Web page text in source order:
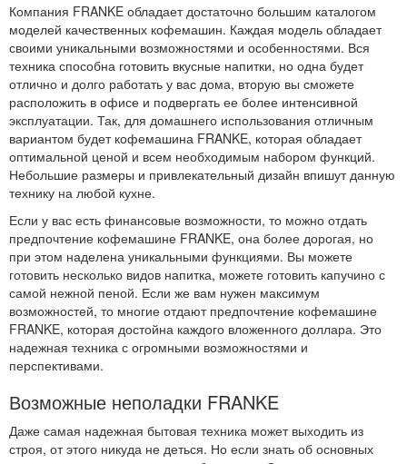
Компания FRANKE обладает достаточно большим каталогом
моделей качественных кофемашин. Каждая модель обладает
своими уникальными возможностями и особенностями. Вся
техника способна готовить вкусные напитки, но одна будет
отлично и долго работать у вас дома, вторую вы сможете
расположить в офисе и подвергать ее более интенсивной
эксплуатации. Так, для домашнего использования отличным
вариантом будет кофемашина FRANKE, которая обладает
оптимальной ценой и всем необходимым набором функций.
Небольшие размеры и привлекательный дизайн впишут данную
технику на любой кухне.
Если у вас есть финансовые возможности, то можно отдать
предпочтение кофемашине FRANKE, она более дорогая, но
при этом наделена уникальными функциями. Вы можете
готовить несколько видов напитка, можете готовить капучино с
самой нежной пеной. Если же вам нужен максимум
возможностей, то многие отдают предпочтение кофемашине
FRANKE, которая достойна каждого вложенного доллара. Это
надежная техника с огромными возможностями и
перспективами.
Возможные неполадки FRANKE
Даже самая надежная бытовая техника может выходить из
строя, от этого никуда не деться. Но если знать об основных